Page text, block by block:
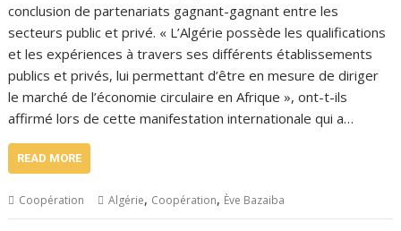
conclusion de partenariats gagnant-gagnant entre les
secteurs public et privé. « L’Algérie possède les qualifications
et les expériences à travers ses différents établissements
publics et privés, lui permettant d’être en mesure de diriger
le marché de l’économie circulaire en Afrique », ont-t-ils
affirmé lors de cette manifestation internationale qui a…
READ MORE
Coopération Algérie, Coopération, Ève Bazaiba